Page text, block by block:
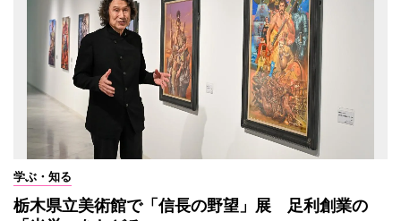
学ぶ・知る
栃木県立美術館で「信長の野望」展 足利創業の